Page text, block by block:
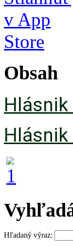
Obsah
Hľadaný výraz: